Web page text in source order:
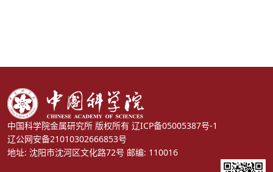
中国科学院金属研究所 版权所有 辽ICP备05005387号-1
辽公网安备21010302666853号
地址: 沈阳市沈河区文化路72号 邮编: 110016